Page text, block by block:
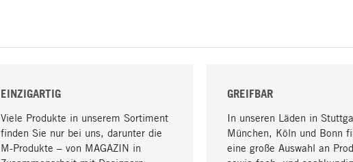
EINZIGARTIG
Viele Produkte in unserem Sortiment
finden Sie nur bei uns, darunter die
M-Produkte – von MAGAZIN in
GREIFBAR
In unseren Läden in
München, Köln und Bonn
eine große Auswahl an